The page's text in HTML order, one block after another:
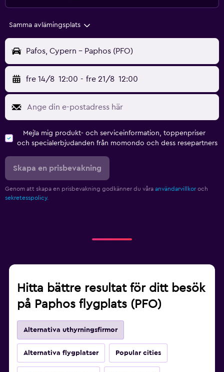
Samma avlämingsplats
Pafos, Cypern - Paphos (PFO)
fre 14/8 12:00 - fre 21/8 12:00
Mejla mig produkt- och serviceinformation, toppenpriser
och specialerbjudanden från momondo och dess resepartners
Skapa en prisbevakning
Genom att skapa en prisbevakning godkänner du våra användarvillkor och
sekretesspolicy.
Hitta bättre resultat för ditt besök
på Paphos flygplats (PFO)
Alternativa uthyrningsfirmor
Alternativa flygplatser Popular cities